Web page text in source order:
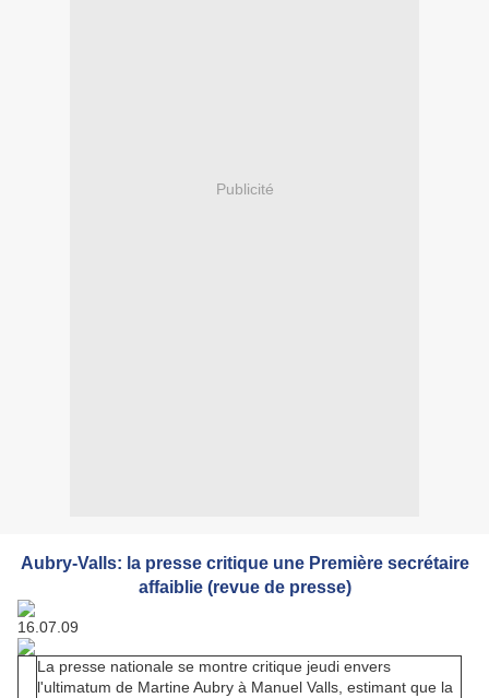
Publicité
Aubry-Valls: la presse critique une Première secrétaire
affaiblie (revue de presse)
16.07.09
La presse nationale se montre critique jeudi envers
l'ultimatum de Martine Aubry à Manuel Valls, estimant que la